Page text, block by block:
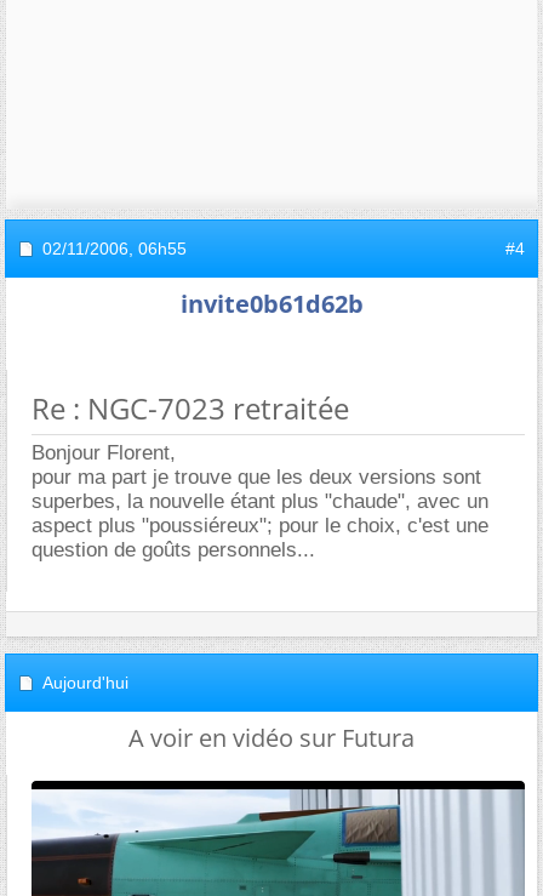
02/11/2006, 06h55 #4
invite0b61d62b
Re : NGC-7023 retraitée
Bonjour Florent,
pour ma part je trouve que les deux versions sont
superbes, la nouvelle étant plus "chaude", avec un
aspect plus "poussiéreux"; pour le choix, c'est une
question de goûts personnels...
Aujourd'hui
A voir en vidéo sur Futura